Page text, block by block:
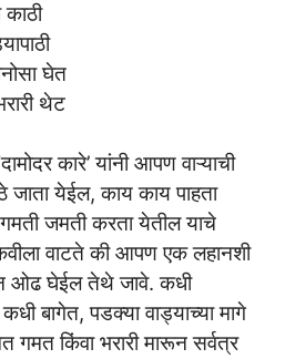
काठी
घेत
थेट
कारे’ यांनी आपण वाऱ्याची
येईल, काय काय पाहता
जमती करता येतील याचे
वाटते की आपण एक लहानशी
घेईल तेथे जावे. कधी
बागेत, पडक्या वाड्याच्या मागे
गमत किंवा भरारी मारून सर्वत्र